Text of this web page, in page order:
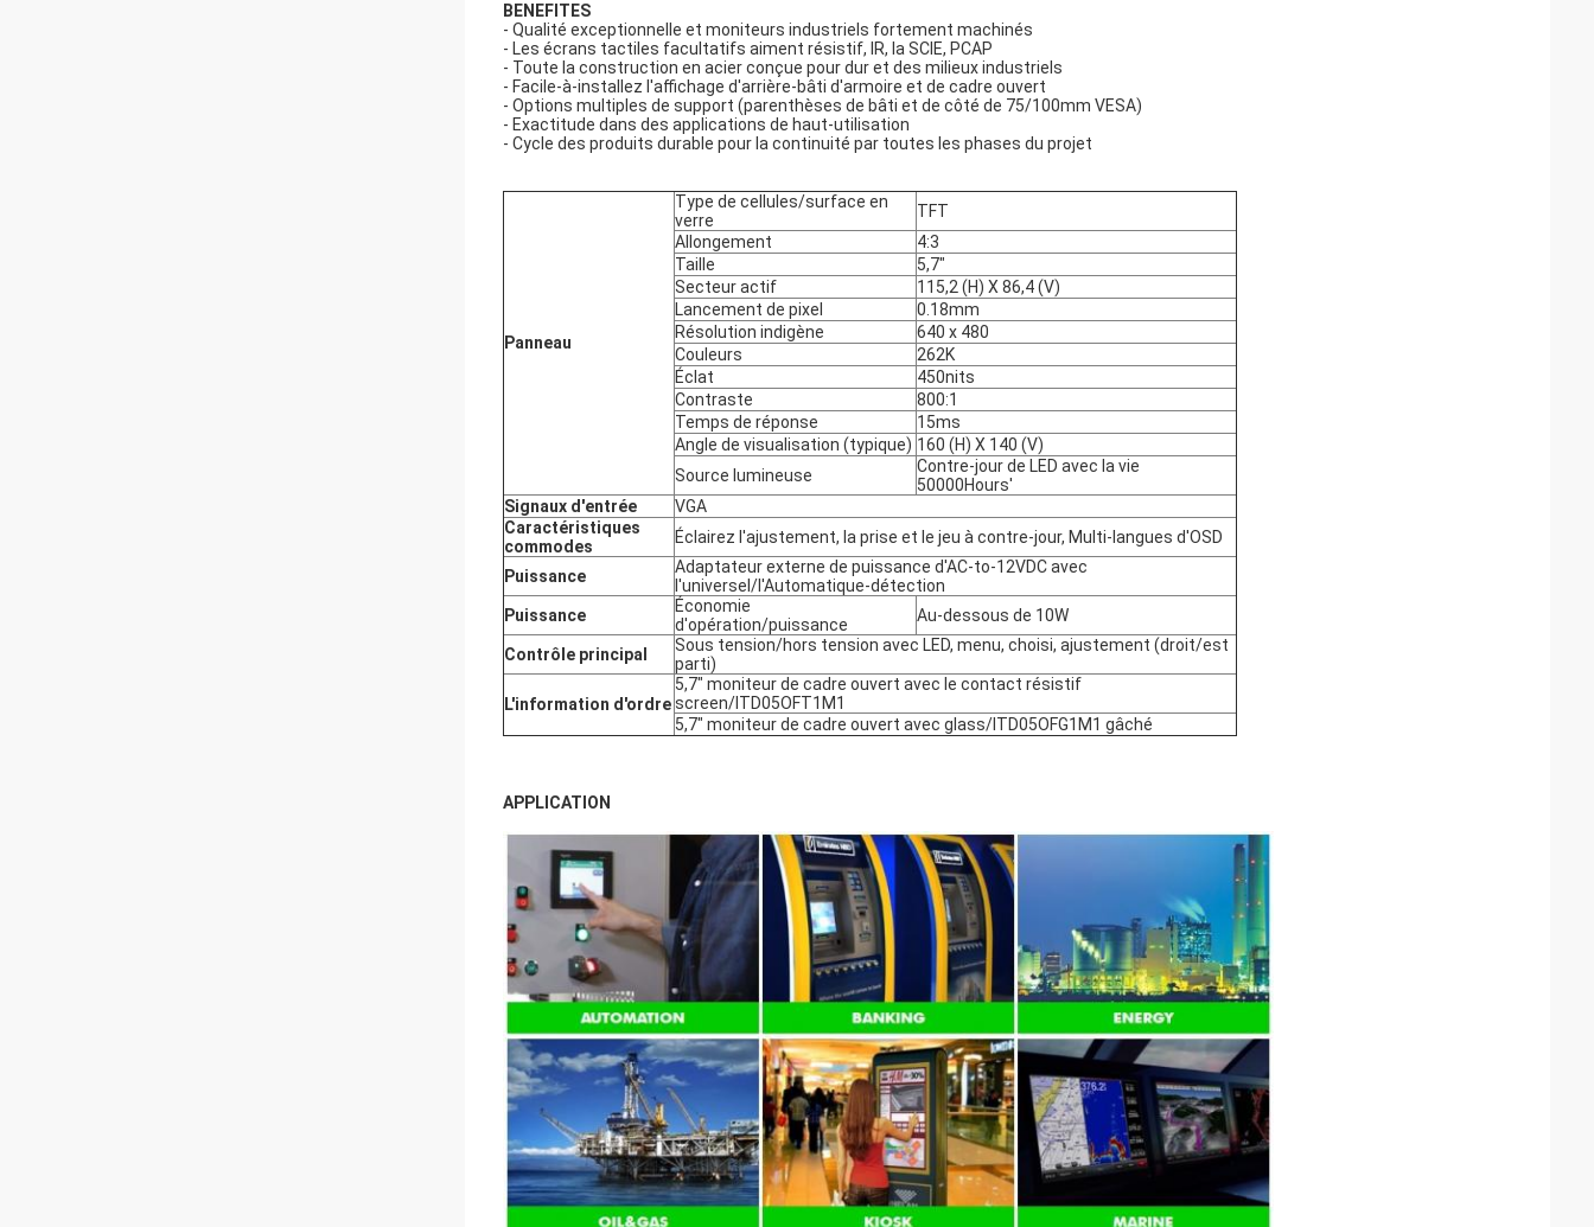
BENEFITES
- Qualité exceptionnelle et moniteurs industriels fortement machinés
- Les écrans tactiles facultatifs aiment résistif, IR, la SCIE, PCAP
- Toute la construction en acier conçue pour dur et des milieux industriels
- Facile-à-installez l'affichage d'arrière-bâti d'armoire et de cadre ouvert
- Options multiples de support (parenthèses de bâti et de côté de 75/100mm VESA)
- Exactitude dans des applications de haut-utilisation
- Cycle des produits durable pour la continuité par toutes les phases du projet
Panneau
Type de cellules/surface en
verre
TFT
Allongement
4:3
Taille
5,7"
Secteur actif
115,2 (H) X 86,4 (V)
Lancement de pixel
0.18mm
Résolution indigène
640 x 480
Couleurs
262K
Éclat
450nits
Contraste
800:1
Temps de réponse
15ms
Angle de visualisation (typique) 160 (H) X 140 (V)
Source lumineuse
Contre-jour de LED avec la vie
50000Hours'
Signaux d'entrée
VGA
Caractéristiques
commodes
Éclairez l'ajustement, la prise et le jeu à contre-jour, Multi-langues d'OSD
Puissance
Adaptateur externe de puissance d'AC-to-12VDC avec
l'universel/l'Automatique-détection
Puissance
Économie
d'opération/puissance
Au-dessous de 10W
Contrôle principal
Sous tension/hors tension avec LED, menu, choisi, ajustement (droit/est
parti)
L'information d'ordre
5,7" moniteur de cadre ouvert avec le contact résistif
screen/ITD05OFT1M1
5,7" moniteur de cadre ouvert avec glass/ITD05OFG1M1 gâché
APPLICATION